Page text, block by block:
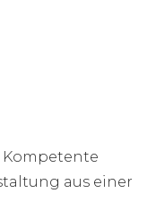
Kompetente
aus einer